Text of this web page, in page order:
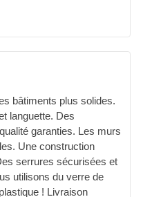
bâtiments plus solides.
languette. Des
garanties. Les murs
Une construction
serrures sécurisées et
utilisons du verre de
! Livraison